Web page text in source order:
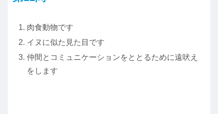
肉食動物です
イヌに似た見た目です
仲間とコミュニケーションをととるために遠吠え
をします